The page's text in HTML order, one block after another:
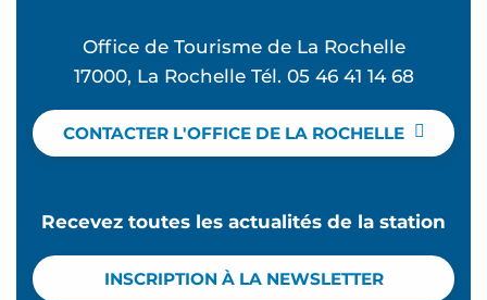
Office de Tourisme de La Rochelle
17000, La Rochelle Tél. 05 46 41 14 68
CONTACTER L'OFFICE DE LA ROCHELLE
Recevez toutes les actualités de la station
INSCRIPTION À LA NEWSLETTER